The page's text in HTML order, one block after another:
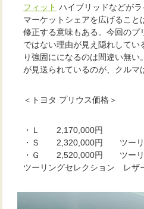
フィット ハイブリッドなどが
マーケットシェアを広げるこ
修正する意味もある。今回のプ
ではない理由が見え隠れしてい
り強固にになるのは間違い無
が見送られているのが、クルマ
＜トヨタ プリウス価格＞
・Ｌ 2,170,000円
・Ｓ 2,320,000円 ツーリ
・Ｇ 2,520,000円 ツーリ
ツーリングセレクション レ